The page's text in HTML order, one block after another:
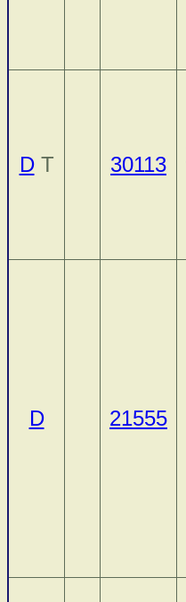
DT 30113
D 21555